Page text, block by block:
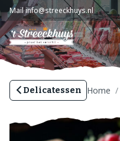
Mailinfo@streeckhuys.nl
Vandaag gesloten
Delicatessen Home